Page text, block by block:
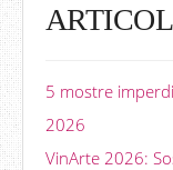
5 mostre
2026
VinArte 2026: